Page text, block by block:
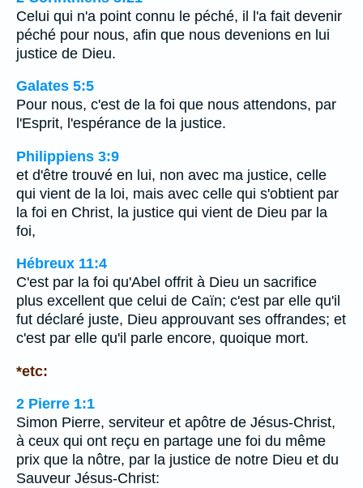
Celui qui n'a point connu le péché, il l'a fait devenir
péché pour nous, afin que nous devenions en lui
justice de Dieu.
Galates 5:5
Pour nous, c'est de la foi que nous attendons, par
l'Esprit, l'espérance de la justice.
Philippiens 3:9
et d'être trouvé en lui, non avec ma justice, celle
qui vient de la loi, mais avec celle qui s'obtient par
la foi en Christ, la justice qui vient de Dieu par la
foi,
Hébreux 11:4
C'est par la foi qu'Abel offrit à Dieu un sacrifice
plus excellent que celui de Caïn; c'est par elle qu'il
fut déclaré juste, Dieu approuvant ses offrandes; et
c'est par elle qu'il parle encore, quoique mort.
*etc:
2 Pierre 1:1
Simon Pierre, serviteur et apôtre de Jésus-Christ,
à ceux qui ont reçu en partage une foi du même
prix que la nôtre, par la justice de notre Dieu et du
Sauveur Jésus-Christ: